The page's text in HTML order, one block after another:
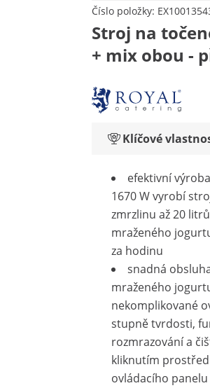
Číslo položky:
Stroj na
+ mix obou -
Klíčové
efektivní
1670 W vyrobí
zmrzlinu až 20
mraženého
za hodinu
snadná
mraženého
nekomplikované
stupně tvrdosti,
rozmrazování a
kliknutím
ovládacího panelu